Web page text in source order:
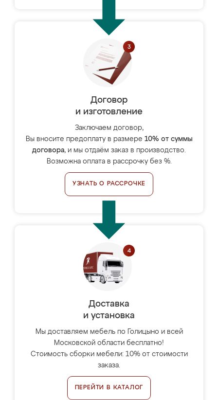
Договор
и изготовление
Заключаем договор,
Вы вносите предоплату в размере 10% от суммы
договора, и мы отдаём заказ в производство.
Возможна оплата в рассрочку без %.
УЗНАТЬ О РАССРОЧКЕ
Доставка
и установка
Мы доставляем мебель по Голицыно и всей
Московской области бесплатно!
Стоимость сборки мебели: 10% от стоимости
заказа.
ПЕРЕЙТИ В КАТАЛОГ